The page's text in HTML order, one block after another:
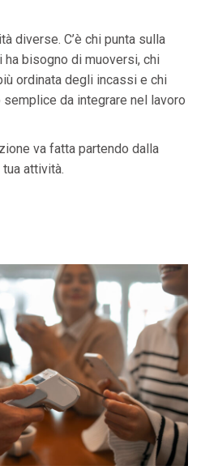
diverse. C’è chi punta sulla
ha bisogno di muoversi, chi
ordinata degli incassi e chi
da integrare nel lavoro
va fatta partendo dalla
attività.